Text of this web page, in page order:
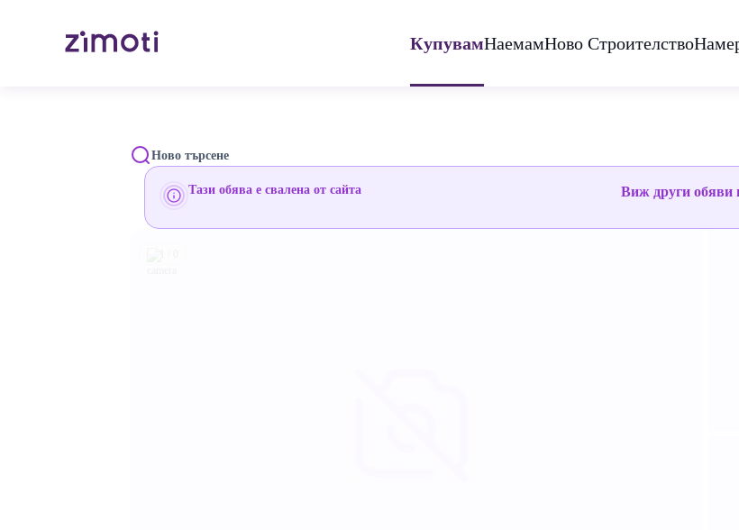
КупувамНаемамНово Строителство
Ново търсене
Тази обява е свалена от сайта Виж други обяви